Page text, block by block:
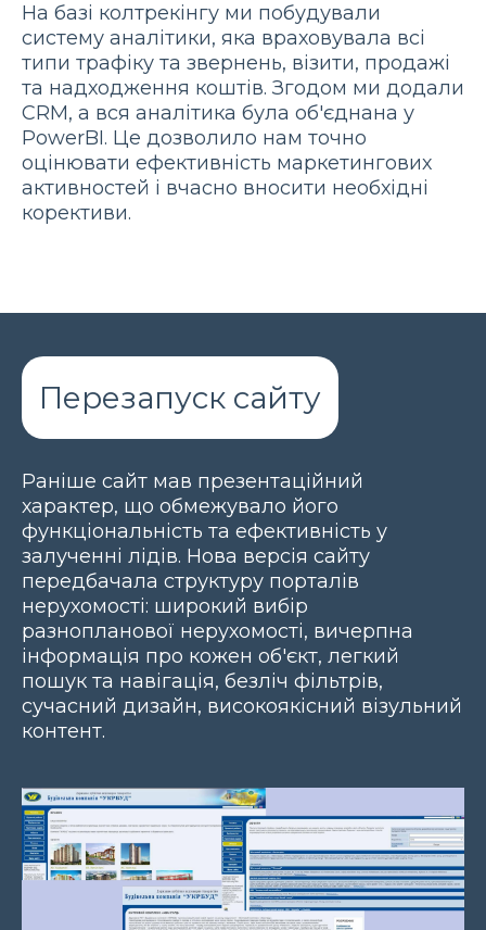
На базі колтрекінгу ми побудували
систему аналітики, яка враховувала всі
типи трафіку та звернень, візити, продажі
та надходження коштів. Згодом ми додали
CRM, а вся аналітика була об'єднана у
PowerBI. Це дозволило нам точно
оцінювати ефективність маркетингових
активностей і вчасно вносити необхідні
корективи.
Перезапуск сайту
Раніше сайт мав презентаційний
характер, що обмежувало його
функціональність та ефективність у
залученні лідів. Нова версія сайту
передбачала структуру порталів
нерухомості: широкий вибір
разнопланової нерухомості, вичерпна
інформація про кожен об'єкт, легкий
пошук та навігація, безліч фільтрів,
сучасний дизайн, високоякісний візульний
контент.